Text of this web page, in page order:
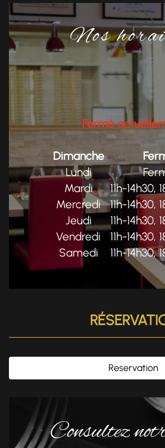
Nos
Fermé
Dimanche
Lundi
Mardi
11h-14h30,
Mercredi
11h-14h30,
Jeudi
11h-14h30,
Vendredi
11h-14h30,
Samedi
11h-14h30,
Reservation
Consultez